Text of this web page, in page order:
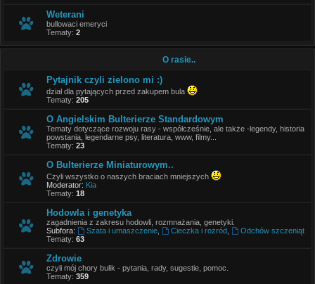
Weterani
bullowaci emeryci
Tematy: 2
O rasie..
Pytajnik czyli zielono mi :)
dział dla pytających przed zakupem bula
Tematy: 205
O Angielskim Bulterierze Standardowym
Tematy dotyczące rozwoju rasy - współcześnie, ale także -legendy, historia
powstania, legendarne psy, literatura, www, filmy...
Tematy: 23
O Bulterierze Miniaturowym..
Czyli wszystko o naszych braciach mniejszych
Moderator: Kia
Tematy: 18
Hodowla i genetyka
zagadnienia z zakresu hodowli, rozmnażania, genetyki.
Subfora:
Szata i umaszczenie, Cieczka i rozród,
Odchów szczeniąt
Tematy: 63
Zdrowie
czyli mój chory bulik - pytania, rady, sugestie, pomoc.
Tematy: 359